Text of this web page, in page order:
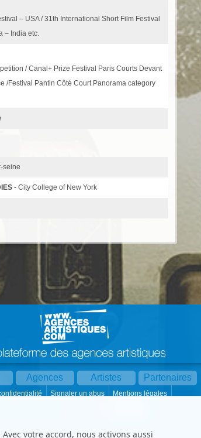
– USA / 31th International Short Film Festival
– India etc.
/ Canal+ Prize Festival Paris Courts Devant
/Festival Pantin Côté Court Panorama category
seine
- City College of New York
Agences Artistes Partenaires
Signaler un abus
Mentions légales
votre accord, nous activons aussi